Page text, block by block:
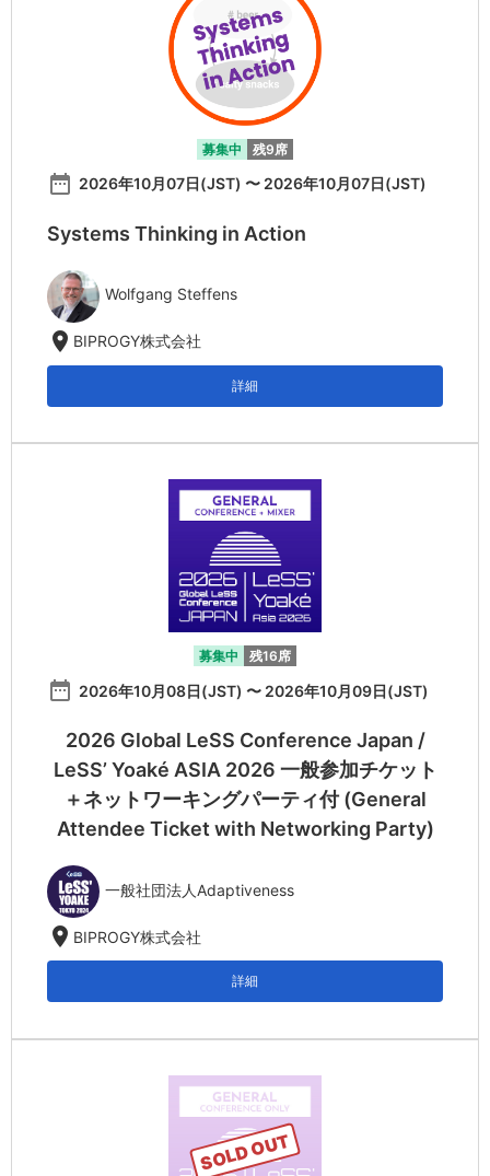
募集中 残9席
date_range 2026年10月07日(JST) 〜 2026年10月07日(JST)
Systems Thinking in Action
Wolfgang Steffens
location_on BIPROGY株式会社
詳細
募集中 残16席
date_range 2026年10月08日(JST) 〜 2026年10月09日(JST)
2026 Global LeSS Conference Japan /
LeSS’ Yoaké ASIA 2026 一般参加チケット
＋ネットワーキングパーティ付 (General
Attendee Ticket with Networking Party)
一般社団法人Adaptiveness
location_on BIPROGY株式会社
詳細
SOLD OUT